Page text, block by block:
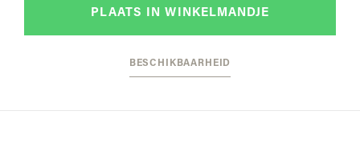
PLAATS IN WINKELMANDJE
BESCHIKBAARHEID